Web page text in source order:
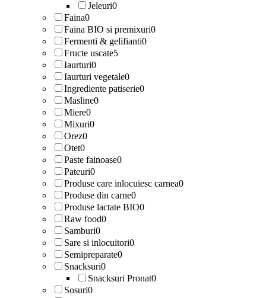
Jeleuri0
Faina0
Faina BIO si premixuri0
Fermenti & gelifianti0
Fructe uscate5
Iaurturi0
Iaurturi vegetale0
Ingrediente patiserie0
Masline0
Miere0
Mixuri0
Orez0
Otet0
Paste fainoase0
Pateuri0
Produse care inlocuiesc carnea0
Produse din carne0
Produse lactate BIO0
Raw food0
Samburi0
Sare si inlocuitori0
Semipreparate0
Snacksuri0
Snacksuri Pronat0
Sosuri0